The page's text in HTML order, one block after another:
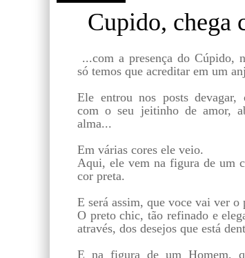
Cupido, chega
...com a presença do Cúpido,
só temos que acreditar em um
Ele entrou nos posts devagar,
com o seu jeitinho de amor,
alma...
Em várias cores ele veio.
Aqui, ele vem na figura de um
cor preta.
E será assim, que voce vai ver o
O preto chic, tão refinado e
através, dos desejos que está
E na figura de um Homem,